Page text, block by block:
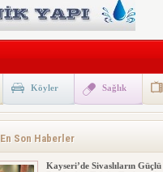
Köyler Sağlık
En Son Haberler
Kayseri’de Sivaslıların Güçlü